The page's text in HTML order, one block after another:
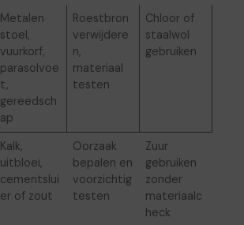
Metalen
stoel,
vuurkorf,
parasolvoe
t,
gereedsch
ap
Roestbron
verwijdere
n,
materiaal
testen
Chloor of
staalwol
gebruiken
Kalk,
uitbloei,
cementslui
er of zout
Oorzaak
bepalen en
voorzichtig
testen
Zuur
gebruiken
zonder
materiaalc
heck